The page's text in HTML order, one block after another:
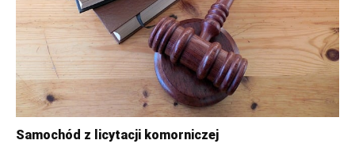
Samochód z licytacji komorniczej